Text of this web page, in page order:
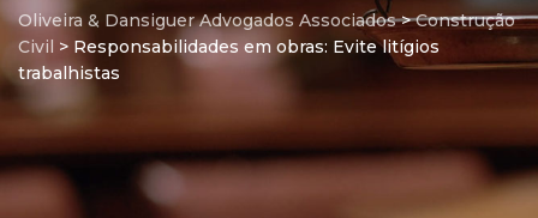
Oliveira & Dansiguer Advogados Associados>Construção
Civil > Responsabilidades em obras: Evite litígios
trabalhistas